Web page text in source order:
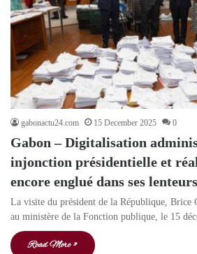
gabonactu24.com 15 December 2025 0
Gabon – Digitalisation
injonction présidentielle et
encore englué dans ses lenteurs
La visite du président de la République, Brice
au ministère de la Fonction publique, le 15
Read More »